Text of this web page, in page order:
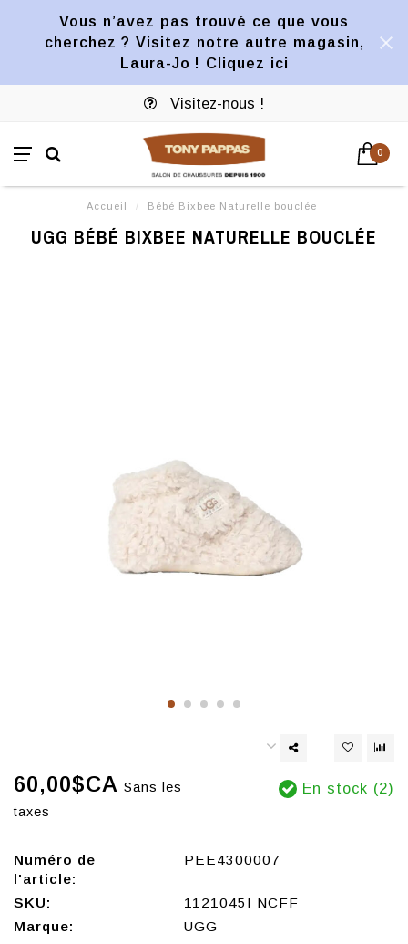
Vous n’avez pas trouvé ce que vous
cherchez ? Visitez notre autre magasin,
Laura-Jo ! Cliquez ici
Visitez-nous !
0
Accueil / Bébé Bixbee Naturelle bouclée
UGG BÉBÉ BIXBEE NATURELLE BOUCLÉE
60,00$CA Sans les
taxes
En stock (2)
Numéro de
l'article:
PEE4300007
SKU:
1121045I NCFF
Marque:
UGG